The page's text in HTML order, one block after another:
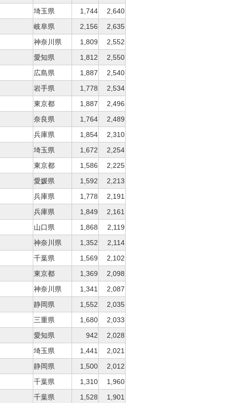
埼玉県 1,744
2,640
岐阜県 2,156
2,635
神奈川県 1,809
2,552
愛知県 1,812
2,550
広島県 1,887
2,540
岩手県 1,778
2,534
東京都 1,887
2,496
奈良県 1,764
2,489
兵庫県 1,854
2,310
埼玉県 1,672
2,254
東京都 1,586
2,225
愛媛県 1,592
2,213
兵庫県 1,778
2,191
兵庫県 1,849
2,161
山口県 1,868
2,119
神奈川県 1,352
2,114
千葉県 1,569
2,102
東京都 1,369
2,098
神奈川県 1,341
2,087
静岡県 1,552
2,035
三重県 1,680
2,033
愛知県 942
2,028
埼玉県 1,441
2,021
静岡県 1,500
2,012
千葉県 1,310
1,960
千葉県 1,528
1,901